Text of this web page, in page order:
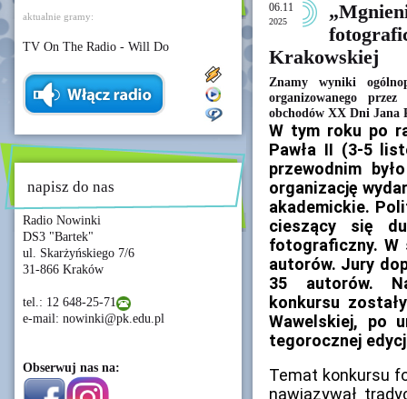
aktualnie gramy:
TV On The Radio - Will Do
napisz do nas
Radio Nowinki
DS3 "Bartek"
ul. Skarżyńskiego 7/6
31-866 Kraków
tel.: 12 648-25-71
e-mail: nowinki@pk.edu.pl
Obserwuj nas na:
06.11
2025
Krakowskiej
Znamy wyniki
organizowanego
obchodów XX Dni Jana
W tym roku po
Pawła II (3-5
przewodnim
organizację
akademickie.
cieszący się
fotograficzny. W
autorów. Jury
35 autorów.
konkursu
Wawelskiej, po
tegorocznej
Temat konkursu
nawiązywał